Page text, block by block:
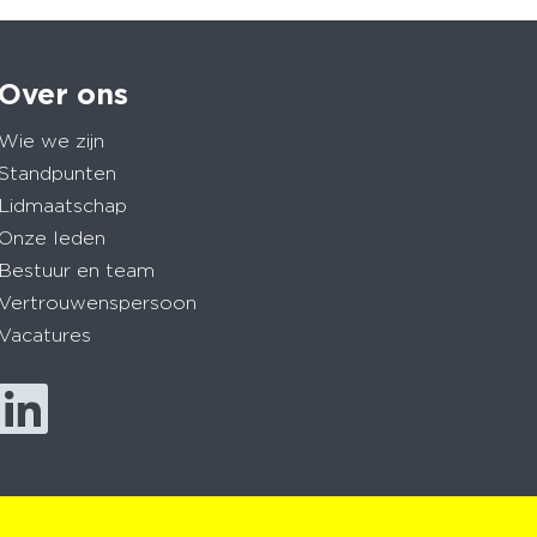
Over ons
Wie we zijn
Standpunten
Lidmaatschap
Onze leden
Bestuur en team
Vertrouwenspersoon
Vacatures